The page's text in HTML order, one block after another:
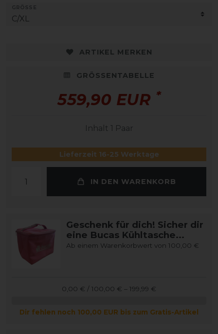
ARTIKEL MERKEN
GRÖSSENTABELLE
559,90 EUR *
Inhalt 1 Paar
Lieferzeit 16-25 Werktage
IN DEN WARENKORB
Geschenk für dich! Sicher dir
eine Bucas Kühltasche...
Ab einem Warenkorbwert von 100,00 €
0,00 € / 100,00 € – 199,99 €
Dir fehlen noch 100,00 EUR bis zum Gratis-Artikel